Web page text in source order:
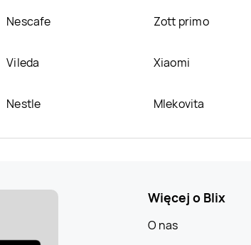
Nescafe Zott primo
Vileda Xiaomi
Nestle Mlekovita
Więcej o Blix
O nas